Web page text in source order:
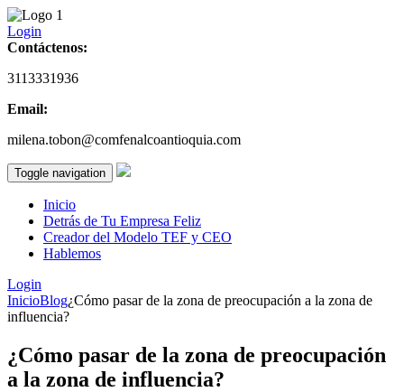
Login
Contáctenos:
3113331936
Email:
milena.tobon@comfenalcoantioquia.com
Toggle navigation
Inicio
Detrás de Tu Empresa Feliz
Creador del Modelo TEF y CEO
Hablemos
Login
InicioBlog¿Cómo pasar de la zona de preocupación a la zona de
influencia?
¿Cómo pasar de la zona de preocupación
a la zona de influencia?